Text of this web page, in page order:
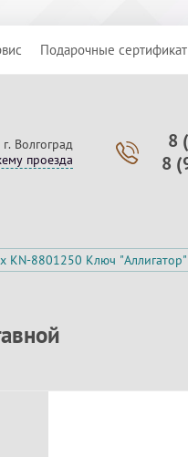
Подарочные
г. Волгоград
проезда
8
8
KN-8801250 Ключ "Аллигатор"